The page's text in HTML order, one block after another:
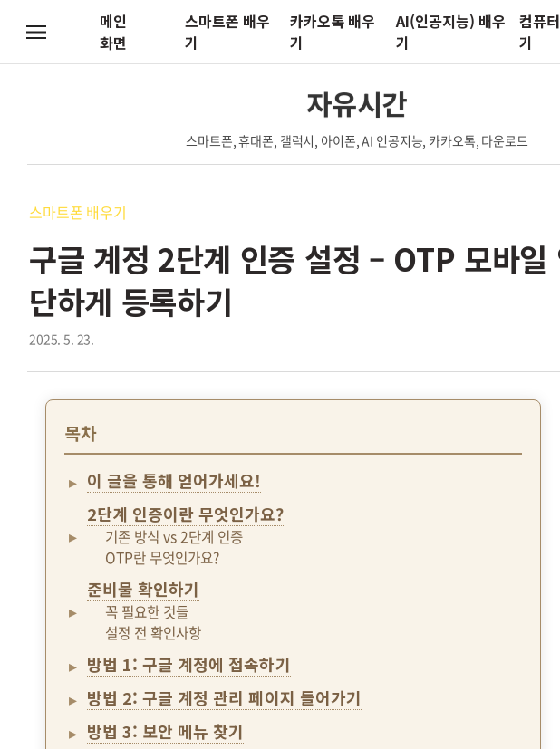
메인
화면
스마트폰 배우
기
카카오톡 배우
기
AI(인공지능) 배우
기
컴퓨
기
메
자유시간
스마트폰, 휴대폰, 갤럭시, 아이폰, AI 인공지능, 카카오톡, 다운로드
스마트폰 배우기
구글 계정 2단계 인증 설정 – OTP 모바일
단하게 등록하기
2025. 5. 23.
목차
이 글을 통해 얻어가세요!
2단계 인증이란 무엇인가요?
기존 방식 vs 2단계 인증
OTP란 무엇인가요?
준비물 확인하기
꼭 필요한 것들
설정 전 확인사항
방법 1: 구글 계정에 접속하기
방법 2: 구글 계정 관리 페이지 들어가기
방법 3: 보안 메뉴 찾기